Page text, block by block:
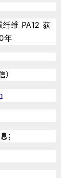
）
；